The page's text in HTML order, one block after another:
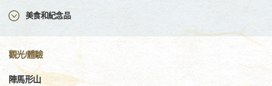
美食和紀念品
觀光/體驗
陣馬形山